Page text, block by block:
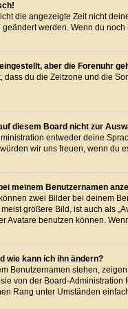
die angezeigte Zeit nicht
werden. Wenn du
aber die Forenuhr
dass du die Zeitzone und die
diesem Board nicht zur
entweder deine
wir uns freuen, wenn du
meinem Benutzernamen
zwei Bilder bei deinem
größere Bild, ist auch als
Avatare benutzen können.
wie kann ich ihn ändern?
Benutzernamen stehen,
von der Board-
Rang unter Umständen